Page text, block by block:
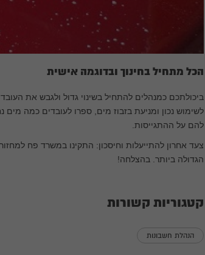
הכל מתחיל בחינוך ובדוגמה אישית
ביכולתכם כמנהלים להתחיל בשינוי גדול ולגבש את
לשימוש נכון ומניעת בזבוז מים, ספרו לעובדים כמה
להם על ההתגייסות.
צעד אחרון להתייעלות וחיסכון: התקינו במשרד פח
הגדולה ביותר. בהצלחה!
קטגוריות קשורות
הנהלת חשבונות